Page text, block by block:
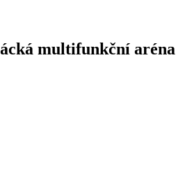
multifunkční aréna